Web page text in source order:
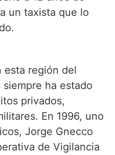
un taxista que lo
esta región del
ha estado
privados,
En 1996, uno
Jorge Gnecco
de Vigilancia